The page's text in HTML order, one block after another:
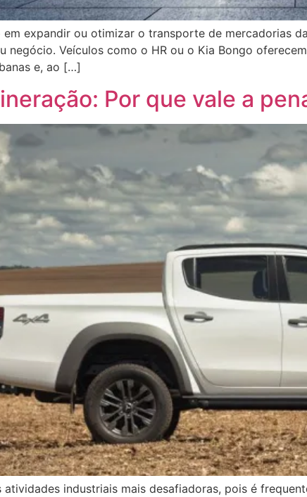
em expandir ou otimizar o transporte de mercadorias
negócio. Veículos como o HR ou o Kia Bongo
e, ao […]
Por que vale a
atividades industriais mais desafiadoras, pois é